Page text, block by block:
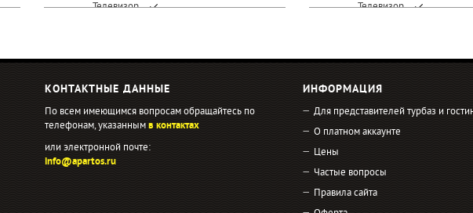
Телевизор
Телевизор
КОНТАКТНЫЕ ДАННЫЕ
По всем имеющимся вопросам обращайтесь по
телефонам, указаннымв контактах
или электронной почте:
info@apartos.ru
ИНФОРМАЦИЯ
Для представителей турбаз и
О платном аккаунте
Цены
Частые вопросы
Правила сайта